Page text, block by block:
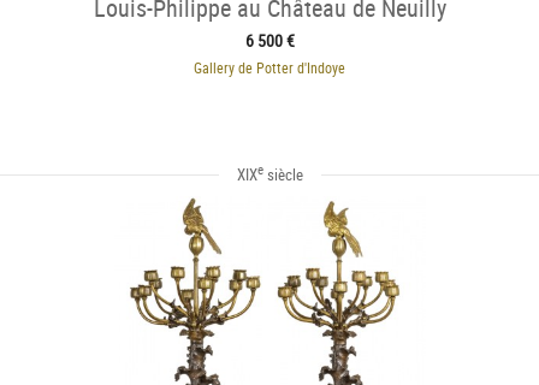
Louis-Philippe au Château de Neuilly
6 500 €
Gallery de Potter d'Indoye
XIXesiècle